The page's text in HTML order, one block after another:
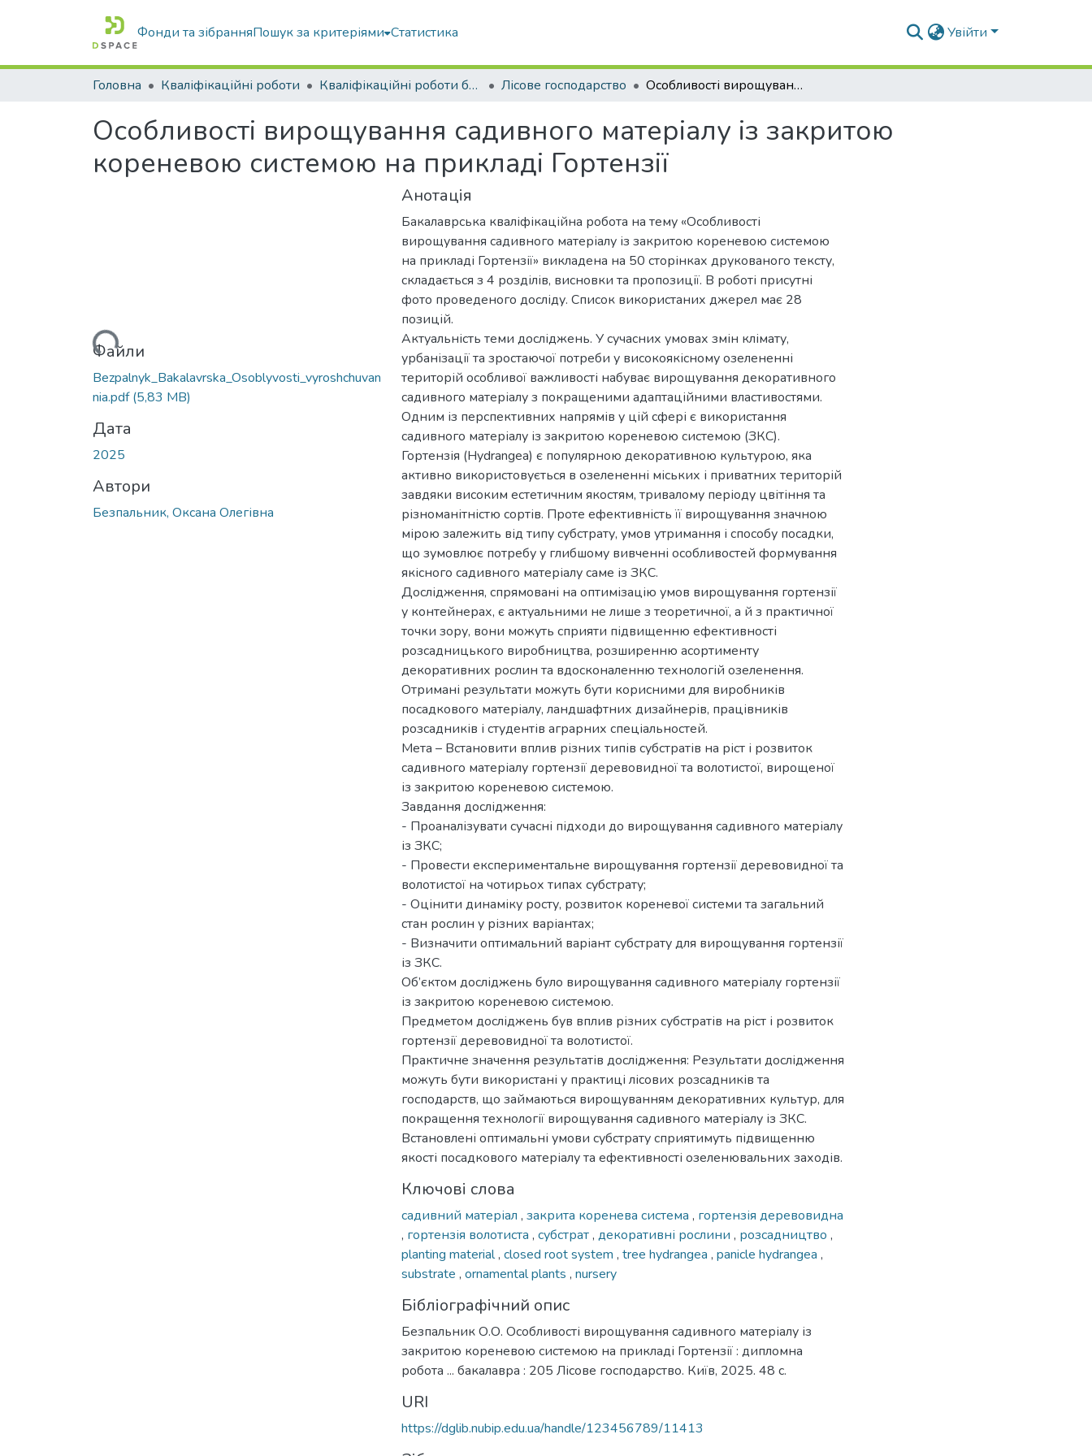
Фонди та зібранняПошук за критеріями Статистика Увійти
Головна Кваліфікаційні роботи Кваліфікаційні роботи бакалаврів Лісове господарство Особливості вирощування садивного матеріалу із закритою кореневою системою на прикладі Гортензії
Особливості вирощування садивного матеріалу із закритою
кореневою системою на прикладі Гортензії
Вантажиться...
Файли
Bezpalnyk_Bakalavrska_Osoblyvosti_vyroshchuvan
nia.pdf(5,83 MB)
Дата
2025
Автори
Безпальник, Оксана Олегівна
Анотація
Бакалаврська кваліфікаційна робота на тему «Особливості
вирощування садивного матеріалу із закритою кореневою системою
на прикладі Гортензії» викладена на 50 сторінках друкованого тексту,
складається з 4 розділів, висновки та пропозиції. В роботі присутні
фото проведеного досліду. Список використаних джерел має 28
позицій.
Актуальність теми досліджень. У сучасних умовах змін клімату,
урбанізації та зростаючої потреби у високоякісному озелененні
територій особливої важливості набуває вирощування декоративного
садивного матеріалу з покращеними адаптаційними властивостями.
Одним із перспективних напрямів у цій сфері є використання
садивного матеріалу із закритою кореневою системою (ЗКС).
Гортензія (Hydrangea) є популярною декоративною культурою, яка
активно використовується в озелененні міських і приватних територій
завдяки високим естетичним якостям, тривалому періоду цвітіння та
різноманітністю сортів. Проте ефективність її вирощування значною
мірою залежить від типу субстрату, умов утримання і способу посадки,
що зумовлює потребу у глибшому вивченні особливостей формування
якісного садивного матеріалу саме із ЗКС.
Дослідження, спрямовані на оптимізацію умов вирощування гортензії
у контейнерах, є актуальними не лише з теоретичної, а й з практичної
точки зору, вони можуть сприяти підвищенню ефективності
розсадницького виробництва, розширенню асортименту
декоративних рослин та вдосконаленню технологій озеленення.
Отримані результати можуть бути корисними для виробників
посадкового матеріалу, ландшафтних дизайнерів, працівників
розсадників і студентів аграрних спеціальностей.
Мета – Встановити вплив різних типів субстратів на ріст і розвиток
садивного матеріалу гортензії деревовидної та волотистої, вирощеної
із закритою кореневою системою.
Завдання дослідження:
- Проаналізувати сучасні підходи до вирощування садивного матеріалу
із ЗКС;
- Провести експериментальне вирощування гортензії деревовидної та
волотистої на чотирьох типах субстрату;
- Оцінити динаміку росту, розвиток кореневої системи та загальний
стан рослин у різних варіантах;
- Визначити оптимальний варіант субстрату для вирощування гортензії
із ЗКС.
Об’єктом досліджень було вирощування садивного матеріалу гортензії
із закритою кореневою системою.
Предметом досліджень був вплив різних субстратів на ріст і розвиток
гортензії деревовидної та волотистої.
Практичне значення результатів дослідження: Результати дослідження
можуть бути використані у практиці лісових розсадників та
господарств, що займаються вирощуванням декоративних культур, для
покращення технології вирощування садивного матеріалу із ЗКС.
Встановлені оптимальні умови субстрату сприятимуть підвищенню
якості посадкового матеріалу та ефективності озеленювальних заходів.
Ключові слова
садивний матеріал , закрита коренева система , гортензія деревовидна
, гортензія волотиста , субстрат, декоративні рослини , розсадництво ,
planting material, closed root system , tree hydrangea , panicle hydrangea ,
substrate , ornamental plants , nursery
Бібліографічний опис
Безпальник О.О. Особливості вирощування садивного матеріалу із
закритою кореневою системою на прикладі Гортензії : дипломна
робота ... бакалавра : 205 Лісове господарство. Київ, 2025. 48 с.
URI
https://dglib.nubip.edu.ua/handle/123456789/11413